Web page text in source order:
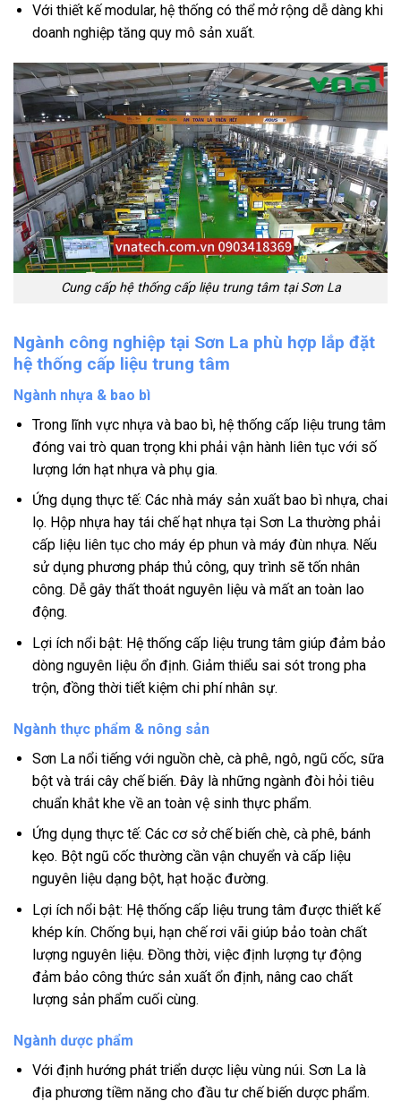
Với thiết kế modular, hệ thống có thể mở rộng dễ dàng khi
doanh nghiệp tăng quy mô sản xuất.
Cung cấp hệ thống cấp liệu trung tâm tại Sơn La
Ngành công nghiệp tại Sơn La phù hợp lắp đặt
hệ thống cấp liệu trung tâm
Ngành nhựa & bao bì
Trong lĩnh vực nhựa và bao bì, hệ thống cấp liệu trung tâm
đóng vai trò quan trọng khi phải vận hành liên tục với số
lượng lớn hạt nhựa và phụ gia.
Ứng dụng thực tế: Các nhà máy sản xuất bao bì nhựa, chai
lọ. Hộp nhựa hay tái chế hạt nhựa tại Sơn La thường phải
cấp liệu liên tục cho máy ép phun và máy đùn nhựa. Nếu
sử dụng phương pháp thủ công, quy trình sẽ tốn nhân
công. Dễ gây thất thoát nguyên liệu và mất an toàn lao
động.
Lợi ích nổi bật: Hệ thống cấp liệu trung tâm giúp đảm bảo
dòng nguyên liệu ổn định. Giảm thiểu sai sót trong pha
trộn, đồng thời tiết kiệm chi phí nhân sự.
Ngành thực phẩm & nông sản
Sơn La nổi tiếng với nguồn chè, cà phê, ngô, ngũ cốc, sữa
bột và trái cây chế biến. Đây là những ngành đòi hỏi tiêu
chuẩn khắt khe về an toàn vệ sinh thực phẩm.
Ứng dụng thực tế: Các cơ sở chế biến chè, cà phê, bánh
kẹo. Bột ngũ cốc thường cần vận chuyển và cấp liệu
nguyên liệu dạng bột, hạt hoặc đường.
Lợi ích nổi bật: Hệ thống cấp liệu trung tâm được thiết kế
khép kín. Chống bụi, hạn chế rơi vãi giúp bảo toàn chất
lượng nguyên liệu. Đồng thời, việc định lượng tự động
đảm bảo công thức sản xuất ổn định, nâng cao chất
lượng sản phẩm cuối cùng.
Ngành dược phẩm
Với định hướng phát triển dược liệu vùng núi. Sơn La là
địa phương tiềm năng cho đầu tư chế biến dược phẩm.